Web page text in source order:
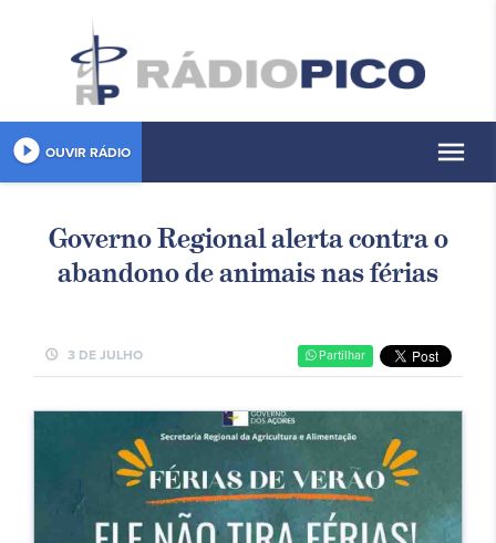
play_circle_filled OUVIR RÁDIO menu
Governo Regional alerta contra o
abandono de animais nas férias
schedule 3 DE JULHO Partilhar